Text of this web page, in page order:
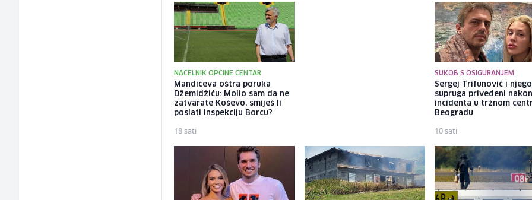
NAČELNIK OPĆINE CENTAR
Mandićeva oštra poruka
Džemidžiću: Molio sam da ne
zatvarate Koševo, smiješ li
poslati inspekciju Borcu?
18 sati
SUKOB S OSIGURANJEM
Sergej Trifunović i
supruga privedeni
incidenta u tržnom
Beogradu
10 sati